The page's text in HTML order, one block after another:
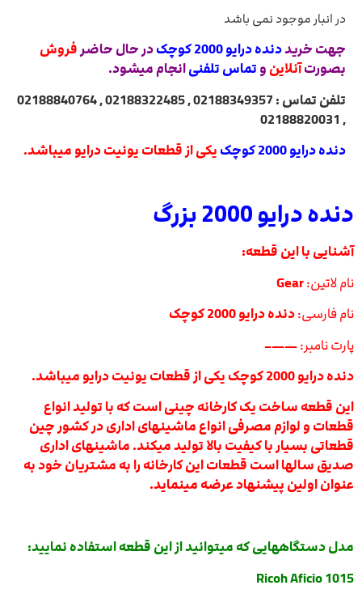
در انبار موجود نمی باشد
جهت خریددنده درایو 2000 کوچک در حال حاضرفروش
بصورتآنلاین و تماس تلفنیانجام میشود.
تلفن تماس : 02188349357 , 02188322485 , 02188840764
, 02188820031
دنده درایو 2000 کوچک
یکی از قطعات یونیت درایو میباشد.
دنده درایو 2000 بزرگ
آشنایی با این قطعه:
نام لاتین:Gear
نام فارسی:دنده درایو 2000 کوچک
پارت نامبر:——–
دنده درایو 2000 کوچک یکی از قطعات یونیت درایو میباشد.
این قطعه ساخت یک کارخانه چینی است که با تولید انواع
قطعات و لوازم مصرفی انواع ماشینهای اداری در کشور چین
قطعاتی بسیار با کیفیت بالا تولید میکند. ماشینهای اداری
صدیق سالها است قطعات این کارخانه را به مشتریان خود به
عنوان اولین پیشنهاد عرضه مینماید.
مدل دستگاههایی که میتوانید از این قطعه استفاده نمایید:
Ricoh Aficio 1015